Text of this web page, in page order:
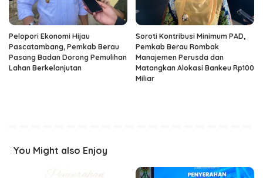
Pelopori Ekonomi Hijau
Pascatambang, Pemkab Berau
Pasang Badan Dorong Pemulihan
Lahan Berkelanjutan
Soroti Kontribusi Minimum PAD,
Pemkab Berau Rombak
Manajemen Perusda dan
Matangkan Alokasi Bankeu Rp100
Miliar
You Might also Enjoy